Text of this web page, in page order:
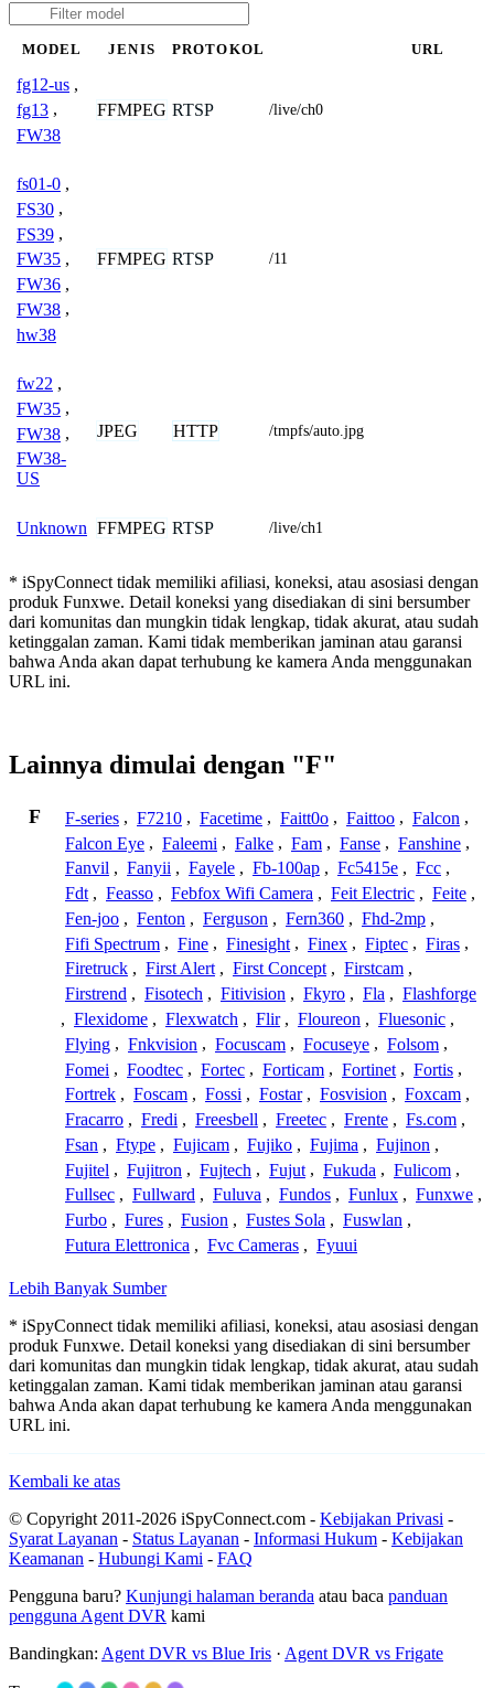
MODEL JENIS PROTOKOL URL
fg12-us ,
fg13 ,
FW38
FFMPEG RTSP /live/ch0
fs01-0 ,
FS30 ,
FS39 ,
FW35 ,
FW36 ,
FW38 ,
hw38
FFMPEG RTSP /11
fw22 ,
FW35 ,
FW38 ,
FW38-
US
JPEG HTTP /tmpfs/auto.jpg
Unknown FFMPEG RTSP /live/ch1
* iSpyConnect tidak memiliki afiliasi, koneksi, atau asosiasi dengan
produk Funxwe. Detail koneksi yang disediakan di sini bersumber
dari komunitas dan mungkin tidak lengkap, tidak akurat, atau sudah
ketinggalan zaman. Kami tidak memberikan jaminan atau garansi
bahwa Anda akan dapat terhubung ke kamera Anda menggunakan
URL ini.
Lainnya dimulai dengan "F"
F F-series , F7210 , Facetime , Faitt0o , Faittoo , Falcon ,
Falcon Eye , Faleemi , Falke , Fam , Fanse , Fanshine ,
Fanvil , Fanyii , Fayele , Fb-100ap , Fc5415e , Fcc ,
Fdt , Feasso , Febfox Wifi Camera , Feit Electric , Feite ,
Fen-joo , Fenton , Ferguson , Fern360 , Fhd-2mp ,
Fifi Spectrum , Fine , Finesight , Finex , Fiptec , Firas ,
Firetruck , First Alert , First Concept , Firstcam ,
Firstrend , Fisotech , Fitivision , Fkyro , Fla , Flashforge
, Flexidome , Flexwatch , Flir , Floureon , Fluesonic ,
Flying , Fnkvision , Focuscam , Focuseye , Folsom ,
Fomei , Foodtec , Fortec , Forticam , Fortinet , Fortis ,
Fortrek , Foscam , Fossi , Fostar , Fosvision , Foxcam ,
Fracarro , Fredi , Freesbell , Freetec , Frente , Fs.com ,
Fsan , Ftype , Fujicam , Fujiko , Fujima , Fujinon ,
Fujitel , Fujitron , Fujtech , Fujut , Fukuda , Fulicom ,
Fullsec , Fullward , Fuluva , Fundos , Funlux , Funxwe ,
Furbo , Fures , Fusion , Fustes Sola , Fuswlan ,
Futura Elettronica , Fvc Cameras , Fyuui
Lebih Banyak Sumber
* iSpyConnect tidak memiliki afiliasi, koneksi, atau asosiasi dengan
produk Funxwe. Detail koneksi yang disediakan di sini bersumber
dari komunitas dan mungkin tidak lengkap, tidak akurat, atau sudah
ketinggalan zaman. Kami tidak memberikan jaminan atau garansi
bahwa Anda akan dapat terhubung ke kamera Anda menggunakan
URL ini.
Kembali ke atas
© Copyright 2011-2026 iSpyConnect.com - Kebijakan Privasi -
Syarat Layanan - Status Layanan - Informasi Hukum - Kebijakan
Keamanan - Hubungi Kami - FAQ
Pengguna baru? Kunjungi halaman beranda atau baca panduan
pengguna Agent DVR kami
Bandingkan: Agent DVR vs Blue Iris · Agent DVR vs Frigate